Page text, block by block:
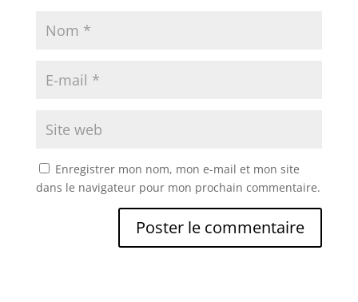
Enregistrer mon nom, mon e-mail et mon site
dans le navigateur pour mon prochain commentaire.